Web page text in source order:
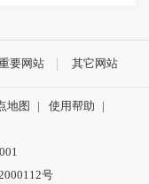
要网站 其它网站
地图 | 使用帮助
|
号